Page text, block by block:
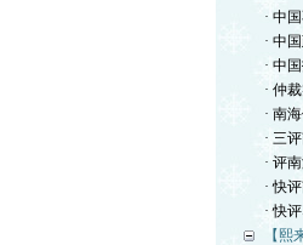
· 中
· 中
· 中
· 仲
· 南
· 三
· 评
· 快
· 快
【熙